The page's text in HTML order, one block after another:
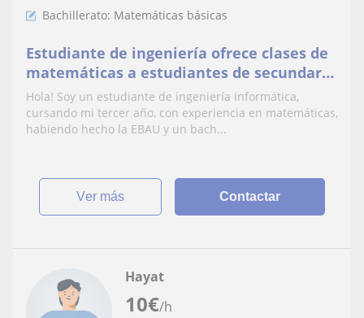
Bachillerato: Matemáticas básicas
Estudiante de ingeniería ofrece clases de
matemáticas a estudiantes de secundaria
y bachillerato
Hola! Soy un estudiante de ingeniería informática,
cursando mi tercer año, con experiencia en matemáticas,
habiendo hecho la EBAU y un bach...
ver más Contactar
10€/h
Hayat